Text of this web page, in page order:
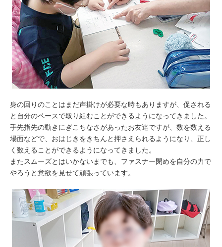
身の回りのことはまだ声掛けが必要な時もありますが、促される
と自分のペースで取り組むことができるようになってきました。
手先指先の動きにぎこちなさがあったお友達ですが、数を数える
場面などで、おはじきをきちんと押さえられるようになり、正し
く数えることができるようになってきました。
またスムーズとはいかないまでも、ファスナー閉めを自分の力で
やろうと意欲を見せて頑張っています。